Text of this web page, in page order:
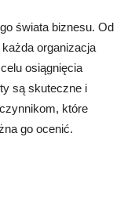
świata biznesu. Od
organizacja
osiągnięcia
są skuteczne i
które
go ocenić.